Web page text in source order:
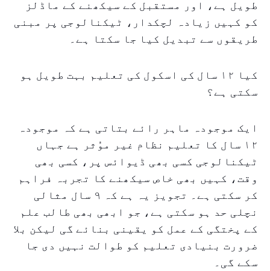
طویل ہے، اور مستقبل کے سیکھنے کے ماڈلز
کو کہیں زیادہ لچکدار، ٹیکنالوجی پر مبنی
طریقوں سے تبدیل کیا جا سکتا ہے۔
کیا ۱۲ سال کی اسکول کی تعلیم بہت طویل ہو
سکتی ہے؟
ایک موجودہ ماہر رائے بتاتی ہے کہ موجودہ
۱۲ سال کا تعلیم نظام غیر موُثر ہے جہاں
ٹیکنالوجی کسی بھی ڈیوائس پر، کسی بھی
وقت، کہیں بھی خاص سیکھنے کا تجربہ فراہم
کر سکتی ہے۔ تجویز یہ ہے کہ ۹ سال مثالی
نچلی حد ہو سکتی ہے، جو ابھی بھی طالب علم
کے پختگی کے عمل کو یقینی بنائے گی لیکن بلا
ضرورت بنیادی تعلیم کو طوالت نہیں دی جا
سکے گی۔